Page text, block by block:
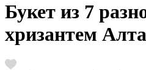
Букет из 7
хризантем